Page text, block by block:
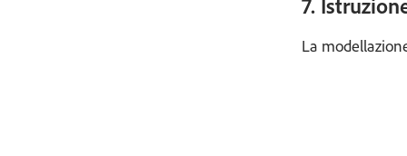
7.
La